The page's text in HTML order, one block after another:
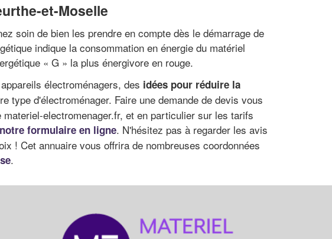
et-Moselle
soin de bien les prendre en compte dès le démarrage de
indique la consommation en énergie du matériel
« G » la plus énergivore en rouge.
électroménagers, des idées pour réduire la
type d'électroménager. Faire une demande de devis vous
electromenager.fr, et en particulier sur les tarifs
formulaire en ligne. N'hésitez pas à regarder les avis
! Cet annuaire vous offrira de nombreuses coordonnées
.